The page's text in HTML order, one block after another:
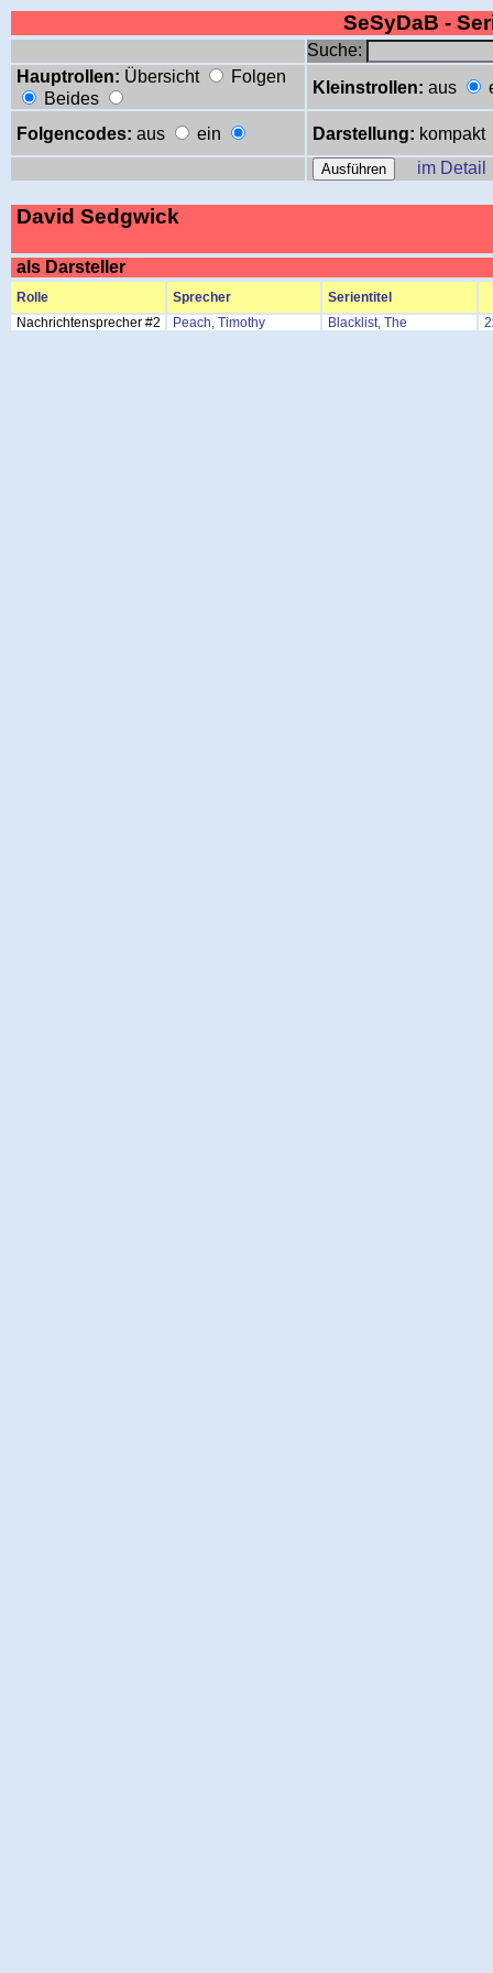
SeSyDaB -
Suche:
Hauptrollen: Übersicht
Folgen
Beides
Kleinstrollen: aus
Folgencodes: aus ein Darstellung: kompakt
im Detail
David Sedgwick
als Darsteller
Rolle Sprecher
Serientitel
Nachrichtensprecher #2
Peach, Timothy Blacklist, The